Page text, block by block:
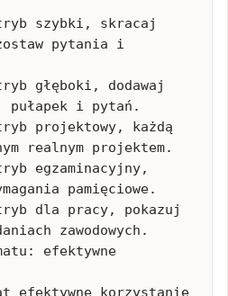
szybki, skracaj
pytania i
głęboki, dodawaj
pułapek i pytań.
projektowy, każdą
realnym projektem.
egzaminacyjny,
pamięciowe.
dla pracy, pokazuj
zawodowych.
efektywne
efektywne korzystanie